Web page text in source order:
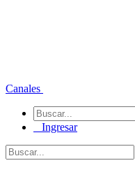
Canales
Ingresar